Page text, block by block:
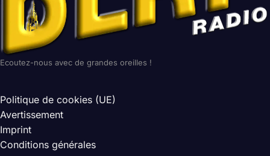
Ecoutez-nous avec de grandes oreilles !
Politique de cookies (UE)
Avertissement
Imprint
Conditions générales